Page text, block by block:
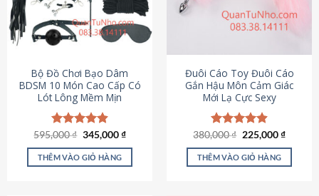
tùy
chọn
có
chọn
trên
trang
sản
phẩm
chọn
chọn
trên
trang
sản
phẩm
Bộ Đồ Chơi Bạo Dâm
BDSM 10 Món Cao Cấp Có
Lót Lông Mềm Mịn
Được xếp
hạng4.88
5 sao
595,000₫ Giá
là:
595,000 ₫.
345,000₫Giá
tại
THÊM VÀO GIỎ HÀNG
Đuôi Cáo Toy Đuôi Cáo
Gắn Hậu Môn Cảm Giác
Mới Lạ Cực Sexy
Được xếp
hạng4.88
5 sao
380,000₫ Giá
là:
380,000 ₫.
225,000₫Giá
tại
THÊM VÀO GIỎ HÀNG